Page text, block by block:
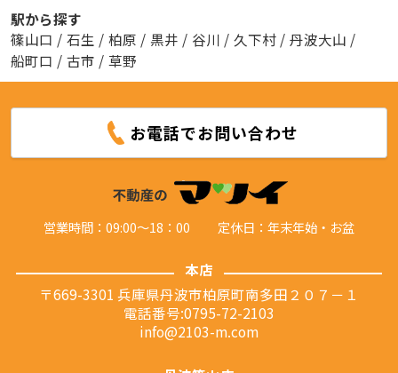
駅から探す
篠山口 / 石生 / 柏原 / 黒井 / 谷川 / 久下村 / 丹波大山 /
船町口 / 古市 / 草野
お電話でお問い合わせ
営業時間：09:00～18：00 定休日：年末年始・お盆
本店
〒669-3301 兵庫県丹波市柏原町南多田２０７－１
電話番号:0795-72-2103
info@2103-m.com